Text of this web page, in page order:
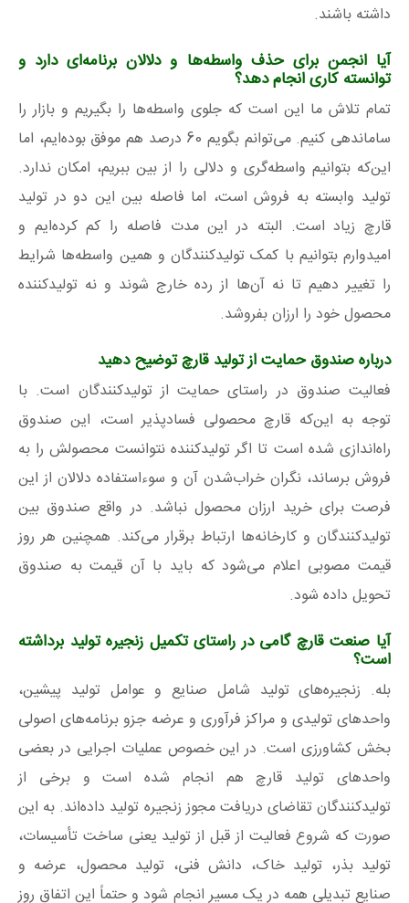
داشته باشند.
آیا انجمن برای حذف واسطه‌ها و دلالان برنامه‌ای دارد و
توانسته کاری انجام دهد؟
تمام تلاش ما این است که جلوی واسطه‌ها را بگیریم و بازار را
ساماندهی کنیم. می‌توانم بگویم 60 درصد هم موفق بوده‌ایم، اما
این‌که بتوانیم واسطه‌گری و دلالی را از بین ببریم، امکان ندارد.
تولید وابسته به فروش است، اما فاصله بین این دو در تولید
قارچ زیاد است. البته در این مدت فاصله را کم کرده‌ایم و
امیدوارم بتوانیم با کمک تولیدکنندگان و همین واسطه‌ها شرایط
را تغییر دهیم تا نه آن‌ها از رده خارج شوند و نه تولیدکننده
محصول خود را ارزان بفروشد.
درباره صندوق حمایت از تولید قارچ توضیح دهید
فعالیت صندوق در راستای حمایت از تولیدکنندگان است. با
توجه به این‌که قارچ محصولی فسادپذیر است، این صندوق
راه‌اندازی شده است تا اگر تولیدکننده نتوانست محصولش را به
فروش برساند، نگران خراب‌شدن آن و سوءاستفاده دلالان از این
فرصت برای خرید ارزان محصول نباشد. در واقع صندوق بین
تولیدکنندگان و کارخانه‌ها ارتباط برقرار می‌کند. همچنین هر روز
قیمت مصوبی اعلام می‌شود که باید با آن قیمت به صندوق
تحویل داده شود.
آیا صنعت قارچ گامی در راستای تکمیل زنجیره تولید برداشته
است؟
بله. زنجیره‌های تولید شامل صنایع و عوامل تولید پیشین،
واحدهای تولیدی و مراکز فرآوری و عرضه جزو برنامه‌های اصولی
بخش کشاورزی است. در این خصوص عملیات اجرایی در بعضی
واحدهای تولید قارچ هم انجام شده است و برخی از
تولیدکنندگان تقاضای دریافت مجوز زنجیره تولید داده‌اند. به این
صورت که شروع فعالیت از قبل از تولید یعنی ساخت تأسیسات،
تولید بذر، تولید خاک، دانش فنی، تولید محصول، عرضه و
صنایع تبدیلی همه در یک مسیر انجام شود و حتماً این اتفاق روز